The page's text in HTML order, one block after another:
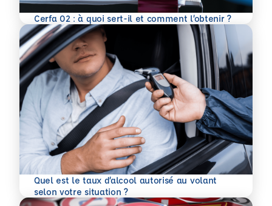
Cerfa 02 : à quoi sert-il et comment l’obtenir ?
En savoir plus
Quel est le taux d’alcool autorisé au volant
selon votre situation ?
En savoir plus